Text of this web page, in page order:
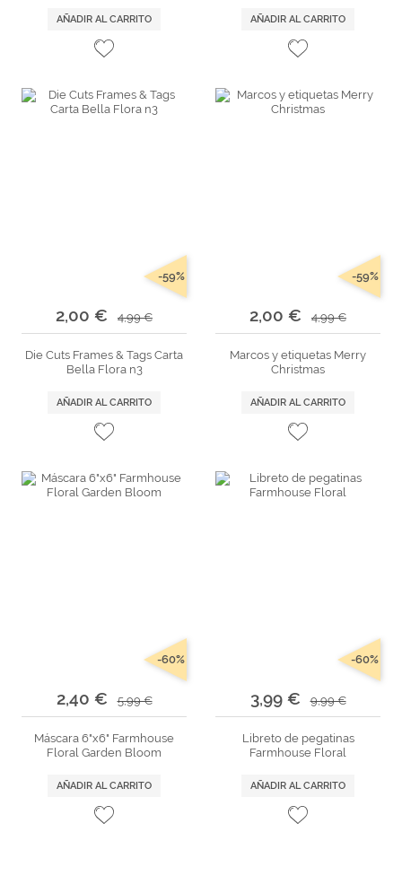
AÑADIR AL CARRITO AÑADIR AL CARRITO
2,00 € 4,99 €
-59%
Die Cuts Frames & Tags Carta
Bella Flora n3
AÑADIR AL CARRITO
2,00 € 4,99 €
-59%
Marcos y etiquetas Merry
Christmas
AÑADIR AL CARRITO
2,40 € 5,99 €
-60%
Máscara 6"x6" Farmhouse
Floral Garden Bloom
AÑADIR AL CARRITO
3,99 € 9,99 €
-60%
Libreto de pegatinas
Farmhouse Floral
AÑADIR AL CARRITO